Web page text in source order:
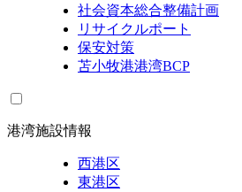
社会資本総合整備計画
リサイクルポート
保安対策
苫小牧港港湾BCP
港湾施設情報
西港区
東港区